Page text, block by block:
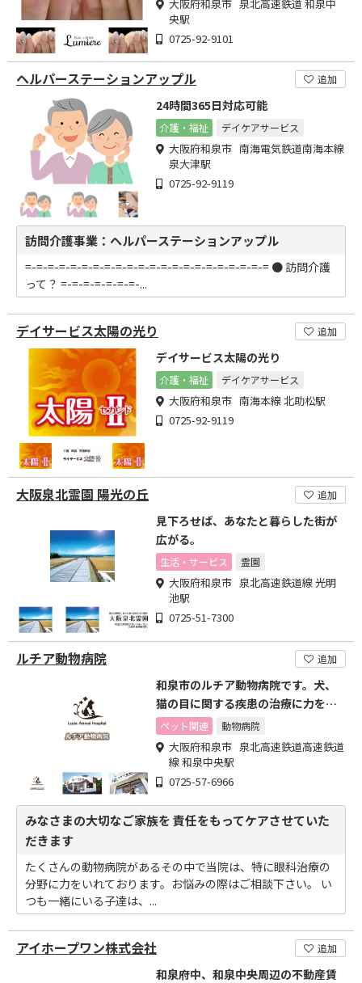
大阪府和泉市 泉北高速鉄道 和泉中
央駅
0725-92-9101
ヘルパーステーションアップル 追加
24時間365日対応可能
介護・福祉 デイケアサービス
大阪府和泉市 南海電気鉄道南海本線
泉大津駅
0725-92-9119
訪問介護事業：ヘルパーステーションアップル
=-=-=-=-=-=-=-=-=-=-=-=-=-=-=-=-=-=-=-=-=-= ● 訪問介護
って？ =-=-=-=-=-=-=-...
デイサービス太陽の光り 追加
デイサービス太陽の光り
介護・福祉 デイケアサービス
大阪府和泉市 南海本線 北助松駅
0725-92-9119
大阪泉北霊園 陽光の丘 追加
見下ろせば、あなたと暮らした街が
広がる。
生活・サービス 霊園
大阪府和泉市 泉北高速鉄道線 光明
池駅
0725-51-7300
ルチア動物病院 追加
和泉市のルチア動物病院です。犬、
猫の目に関する疾患の治療に力を入
れています。
ペット関連 動物病院
大阪府和泉市 泉北高速鉄道高速鉄道
線 和泉中央駅
0725-57-6966
みなさまの大切なご家族を 責任をもってケアさせていた
だきます
たくさんの動物病院があるその中で当院は、特に眼科治療の
分野に力をいれております。お悩みの際はご相談下さい。 い
つも一緒にいる子達は、...
アイホープワン株式会社 追加
和泉府中、和泉中央周辺の不動産賃